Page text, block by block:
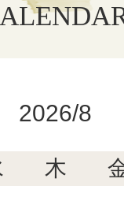
2026/8
木